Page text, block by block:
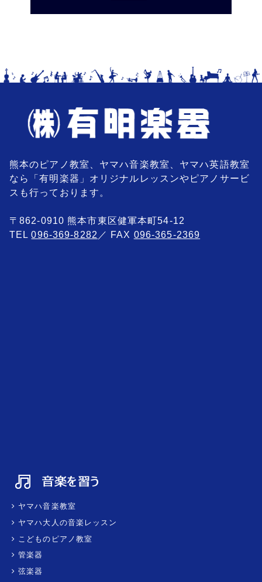
熊本のピアノ教室、ヤマハ音楽教室、ヤマハ英語教室
なら「有明楽器」オリジナルレッスンやピアノサービ
スも行っております。
〒862-0910 熊本市東区健軍本町54-12
TEL096-369-8282 ／ FAX 096-365-2369
ヤマハ音楽教室
ヤマハ大人の音楽レッスン
こどものピアノ教室
管楽器
弦楽器